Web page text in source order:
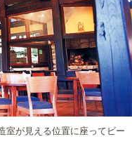
室が見える位置に座ってビー